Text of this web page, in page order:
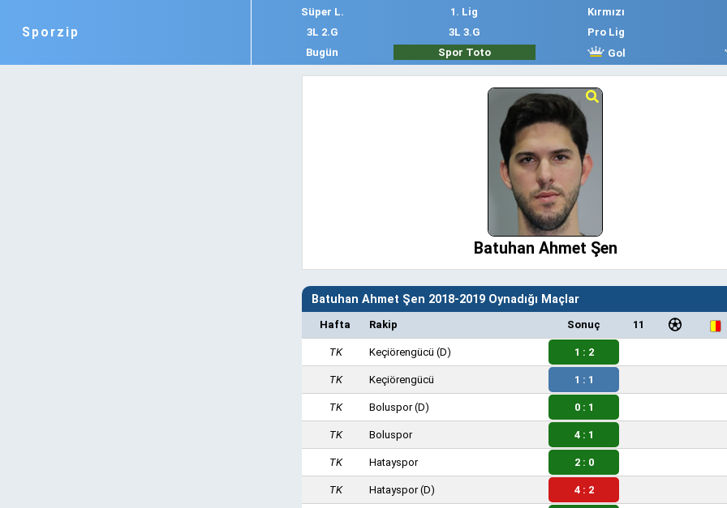
Sporzip
Süper L. 1. Lig Kırmızı
3L 2.G
3L 3.G Pro Lig
Bugün
Spor Toto Gol
Batuhan Ahmet Şen
Batuhan Ahmet Şen 2018-2019 Oynadığı Maçlar
Hafta Rakip Sonuç 11
TK Keçiörengücü (D) 1 : 2
TK Keçiörengücü 1 : 1
TK Boluspor(D) 0 : 1
TK Boluspor 4 : 1
TK Hatayspor 2 : 0
TK Hatayspor(D) 4 : 2